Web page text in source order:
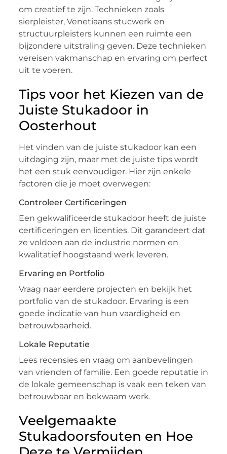
om creatief te zijn. Technieken zoals
sierpleister, Venetiaans stucwerk en
structuurpleisters kunnen een ruimte een
bijzondere uitstraling geven. Deze technieken
vereisen vakmanschap en ervaring om perfect
uit te voeren.
Tips voor het Kiezen van de
Juiste Stukadoor in
Oosterhout
Het vinden van de juiste stukadoor kan een
uitdaging zijn, maar met de juiste tips wordt
het een stuk eenvoudiger. Hier zijn enkele
factoren die je moet overwegen:
Controleer Certificeringen
Een gekwalificeerde stukadoor heeft de juiste
certificeringen en licenties. Dit garandeert dat
ze voldoen aan de industrie normen en
kwalitatief hoogstaand werk leveren.
Ervaring en Portfolio
Vraag naar eerdere projecten en bekijk het
portfolio van de stukadoor. Ervaring is een
goede indicatie van hun vaardigheid en
betrouwbaarheid.
Lokale Reputatie
Lees recensies en vraag om aanbevelingen
van vrienden of familie. Een goede reputatie in
de lokale gemeenschap is vaak een teken van
betrouwbaar en bekwaam werk.
Veelgemaakte
Stukadoorsfouten en Hoe